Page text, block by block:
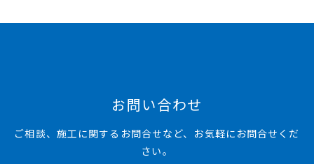
お問い合わせ
ご相談、施工に関するお問合せなど、お気軽にお問合せくだ
さい。